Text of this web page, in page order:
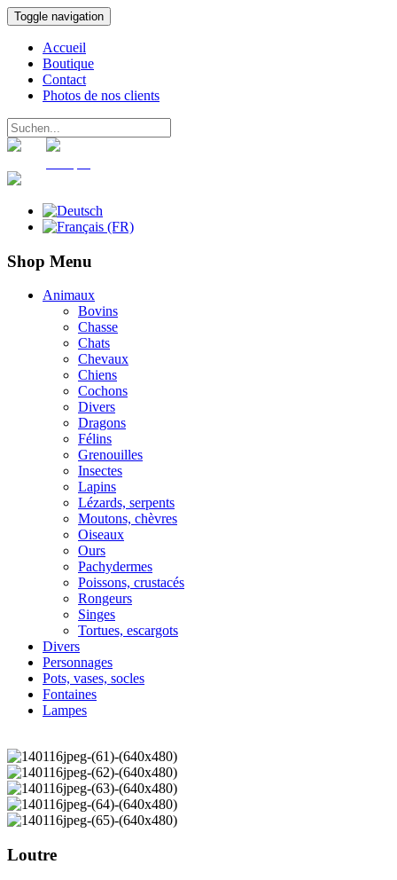
Toggle navigation
Accueil
Boutique
Contact
Photos de nos clients
Shop Menu
Animaux
Bovins
Chasse
Chats
Chevaux
Chiens
Cochons
Divers
Dragons
Félins
Grenouilles
Insectes
Lapins
Lézards, serpents
Moutons, chèvres
Oiseaux
Ours
Pachydermes
Poissons, crustacés
Rongeurs
Singes
Tortues, escargots
Divers
Personnages
Pots, vases, socles
Fontaines
Lampes
Loutre